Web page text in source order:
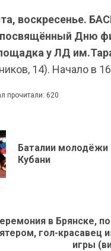
воскресенье.
Дню
у ЛД
14). Начало в
прочитали: 620
Баталии молодёжи
Кубани
в Брянске,
гол-красавец
игры